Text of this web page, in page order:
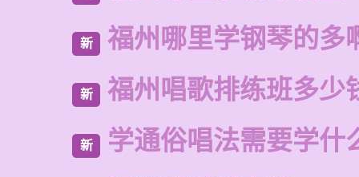
新 福州哪里学钢琴的多
新 福州唱歌排练班多少
新 学通俗唱法需要学什